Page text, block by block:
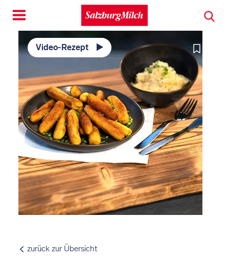
Toggle
navigation
Video-Rezept
zurück zur Übersicht